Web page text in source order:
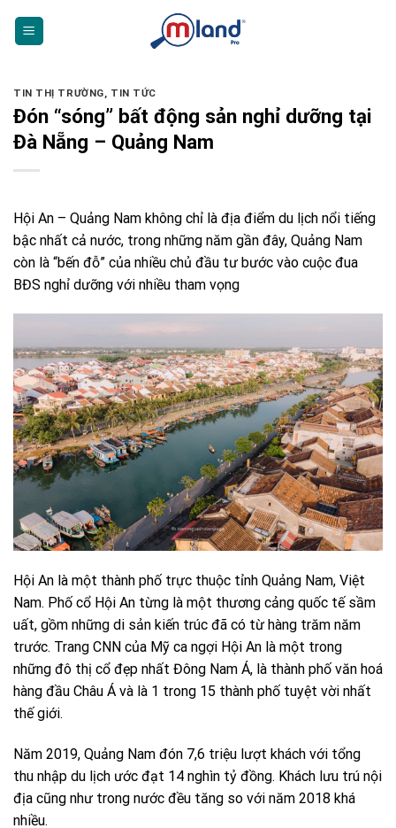
TIN THỊ TRƯỜNG, TIN TỨC
Đón “sóng” bất động sản nghỉ dưỡng tại
Đà Nẵng – Quảng Nam
Hội An – Quảng Nam không chỉ là địa điểm du lịch nổi tiếng
bậc nhất cả nước, trong những năm gần đây, Quảng Nam
còn là “bến đỗ” của nhiều chủ đầu tư bước vào cuộc đua
BĐS nghỉ dưỡng với nhiều tham vọng
Hội An là một thành phố trực thuộc tỉnh Quảng Nam, Việt
Nam. Phố cổ Hội An từng là một thương cảng quốc tế sầm
uất, gồm những di sản kiến trúc đã có từ hàng trăm năm
trước. Trang CNN của Mỹ ca ngợi Hội An là một trong
những đô thị cổ đẹp nhất Đông Nam Á, là thành phố văn hoá
hàng đầu Châu Á và là 1 trong 15 thành phố tuyệt vời nhất
thế giới.
Năm 2019, Quảng Nam đón 7,6 triệu lượt khách với tổng
thu nhập du lịch ước đạt 14 nghìn tỷ đồng. Khách lưu trú nội
địa cũng như trong nước đều tăng so với năm 2018 khá
nhiều.